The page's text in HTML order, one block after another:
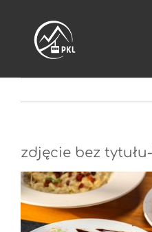
zawartości
zdjęcie bez tytułu-